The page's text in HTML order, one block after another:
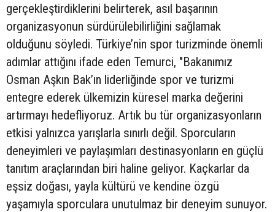
gerçekleştirdiklerini belirterek, asıl başarının
organizasyonun sürdürülebilirliğini sağlamak
olduğunu söyledi. Türkiye’nin spor turizminde önemli
adımlar attığını ifade eden Temurci, "Bakanımız
Osman Aşkın Bak’ın liderliğinde spor ve turizmi
entegre ederek ülkemizin küresel marka değerini
artırmayı hedefliyoruz. Artık bu tür organizasyonların
etkisi yalnızca yarışlarla sınırlı değil. Sporcuların
deneyimleri ve paylaşımları destinasyonların en güçlü
tanıtım araçlarından biri haline geliyor. Kaçkarlar da
eşsiz doğası, yayla kültürü ve kendine özgü
yaşamıyla sporculara unutulmaz bir deneyim sunuyor.